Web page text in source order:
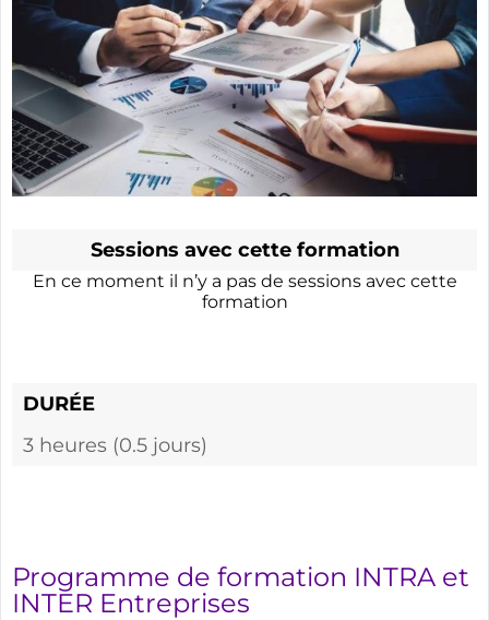
Sessions avec cette formation
En ce moment il n’y a pas de sessions avec cette
formation
DURÉE
3 heures (0.5 jours)
Programme de formation INTRA et
INTER Entreprises